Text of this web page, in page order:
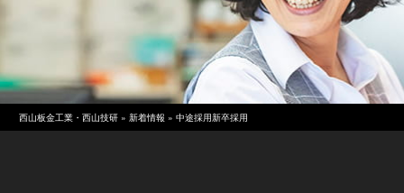
西山板金工業・西山技研 » 新着情報 » 中途採用新卒採用